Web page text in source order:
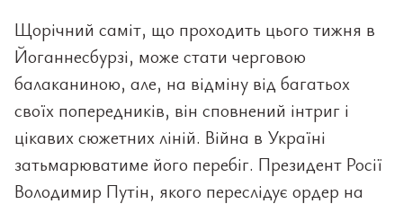
Щорічний саміт, що проходить цього тижня в
Йоганнесбурзі, може стати черговою
балаканиною, але, на відміну від багатьох
своїх попередників, він сповнений інтриг і
цікавих сюжетних ліній. Війна в Україні
затьмарюватиме його перебіг. Президент Росії
Володимир Путін, якого переслідує ордер на